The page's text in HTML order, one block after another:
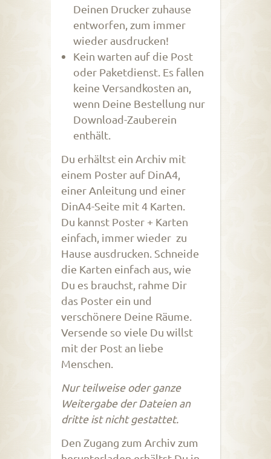
Deinen Drucker zuhause
entworfen, zum immer
wieder ausdrucken!
Kein warten auf die Post
oder Paketdienst. Es fallen
keine Versandkosten an,
wenn Deine Bestellung nur
Download-Zauberein
enthält.
Du erhältst ein Archiv mit
einem Poster auf DinA4,
einer Anleitung und einer
DinA4-Seite mit 4 Karten.
Du kannst Poster + Karten
einfach, immer wieder zu
Hause ausdrucken. Schneide
die Karten einfach aus, wie
Du es brauchst, rahme Dir
das Poster ein und
verschönere Deine Räume.
Versende so viele Du willst
mit der Post an liebe
Menschen.
Nur teilweise oder ganze
Weitergabe der Dateien an
dritte ist nicht gestattet.
Den Zugang zum Archiv zum